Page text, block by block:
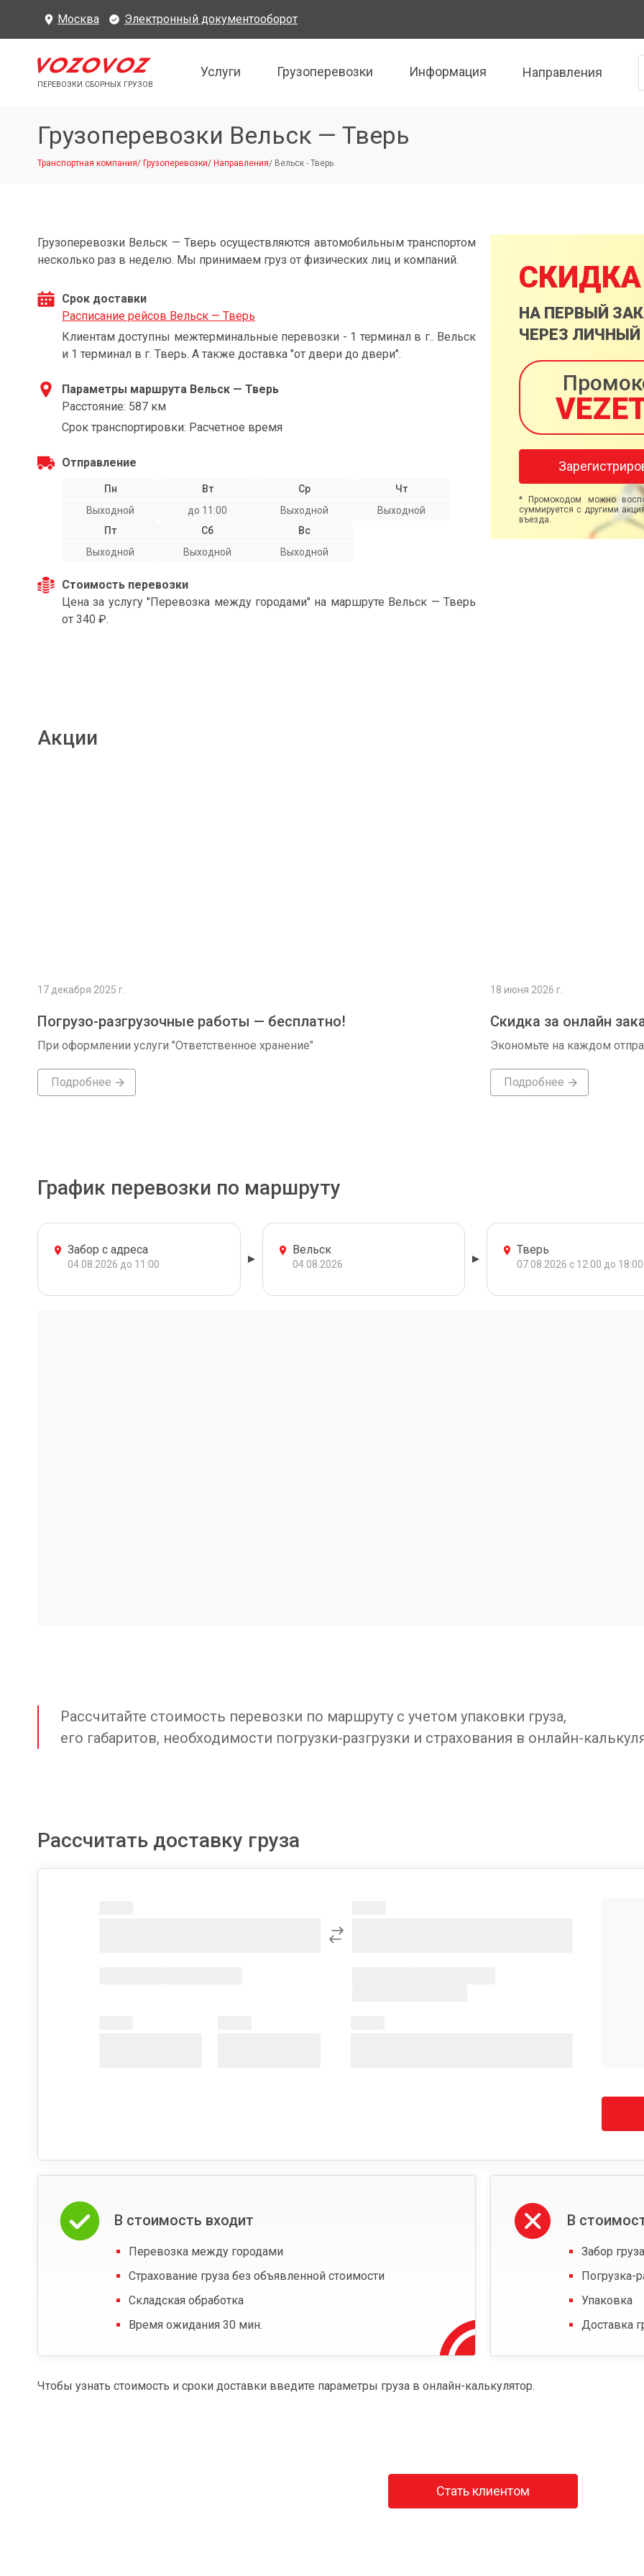
Москва Электронный документооборот
ПЕРЕВОЗКИ СБОРНЫХ ГРУЗОВ
Услуги Грузоперевозки Информация Направления
Грузоперевозки Вельск — Тверь
Транспортная компания/ Грузоперевозки/ Направления/ Вельск - Тверь
Грузоперевозки Вельск — Тверь осуществляются автомобильным транспортом
несколько раз в неделю. Мы принимаем груз от физических лиц и компаний.
Срок доставки
Расписание рейсов Вельск — Тверь
Клиентам доступны межтерминальные перевозки - 1 терминал в г.. Вельск
и 1 терминал в г. Тверь. А также доставка "от двери до двери".
Параметры маршрута Вельск — Тверь
Расстояние: 587 км
Срок транспортировки: Расчетное время
Отправление
Пн
Выходной
Вт
до 11:00
Ср
Выходной
Чт
Выходной
Пт
Выходной
Сб
Выходной
Вс
Выходной
Стоимость перевозки
Цена за услугу "Перевозка между городами" на маршруте Вельск — Тверь
от 340 ₽.
СКИДКА
НА ПЕРВЫЙ
ЧЕРЕЗ ЛИЧНЫЙ
* Промокодом можно
суммируется с другими
въезда.
Акции
17 декабря 2025 г.
Погрузо-разгрузочные работы — бесплатно!
При оформлении услуги "Ответственное хранение"
Подробнее
18 июня 2026 г.
Скидка за онлайн
Экономьте на каждом
Подробнее
График перевозки по маршруту
Забор с адреса
04.08.2026 до 11:00
Вельск
04.08.2026
Тверь
07.08.2026 с 12:00 до 18:00
Рассчитайте стоимость перевозки по маршруту с учетом упаковки груза,
его габаритов, необходимости погрузки-разгрузки и страхования в онлайн-
Рассчитать доставку груза
В стоимость входит
Перевозка между городами
Страхование груза без объявленной стоимости
Складская обработка
Время ожидания 30 мин.
В
Забор
Погрузка-
Упаковка
Доставка
Чтобы узнать стоимость и сроки доставки введите параметры груза в онлайн-калькулятор.
Стать клиентом